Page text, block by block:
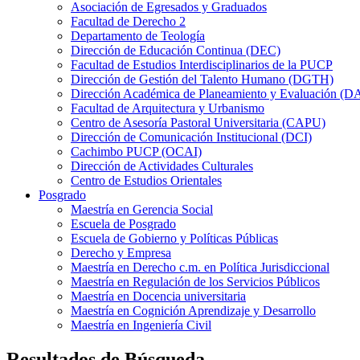
Asociación de Egresados y Graduados
Facultad de Derecho 2
Departamento de Teología
Dirección de Educación Continua (DEC)
Facultad de Estudios Interdisciplinarios de la PUCP
Dirección de Gestión del Talento Humano (DGTH)
Dirección Académica de Planeamiento y Evaluación
Facultad de Arquitectura y Urbanismo
Centro de Asesoría Pastoral Universitaria (CAPU)
Dirección de Comunicación Institucional (DCI)
Cachimbo PUCP (OCAI)
Dirección de Actividades Culturales
Centro de Estudios Orientales
Posgrado
Maestría en Gerencia Social
Escuela de Posgrado
Escuela de Gobierno y Políticas Públicas
Derecho y Empresa
Maestría en Derecho c.m. en Política Jurisdiccional
Maestría en Regulación de los Servicios Públicos
Maestría en Docencia universitaria
Maestría en Cognición Aprendizaje y Desarrollo
Maestría en Ingeniería Civil